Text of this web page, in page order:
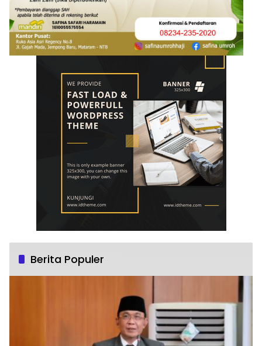
Berita Populer